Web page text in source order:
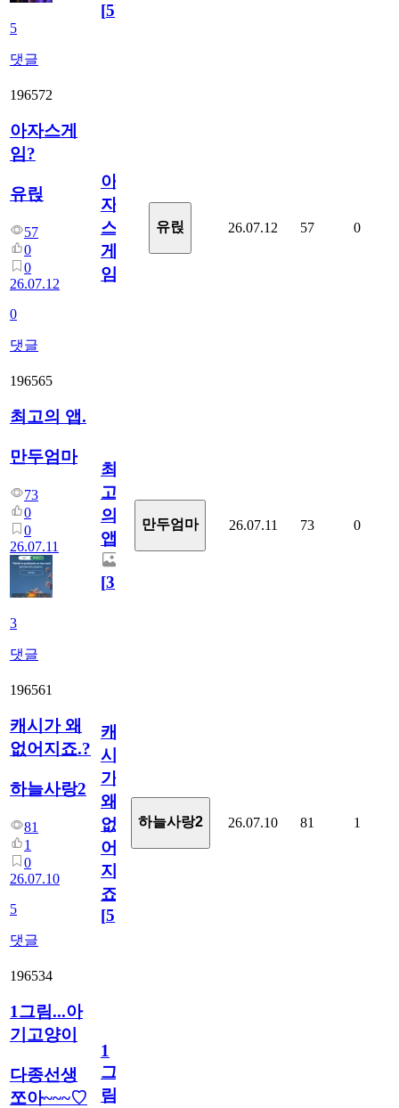
5
댓글
[5]
196572
아자스게
임?
유릱
57
0
0
26.07.12
0
댓글
아
자
스
게
임?
유릱 26.07.12 57 0
196565
최고의 앱.
만두엄마
73
0
0
26.07.11
3
댓글
최
고
의
앱.
[3]
만두엄마 26.07.11 73 0
196561
캐시가 왜
없어지죠.?
하늘사랑2
81
1
0
26.07.10
5
댓글
캐
시
가
왜
없
어
지
죠.?
[5]
하늘사랑2 26.07.10 81 1
196534
1그림...아
기고양이
다종선생
쪼아~~~♡
1
그
림...